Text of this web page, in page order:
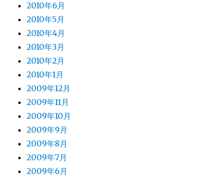
2010年6月
2010年5月
2010年4月
2010年3月
2010年2月
2010年1月
2009年12月
2009年11月
2009年10月
2009年9月
2009年8月
2009年7月
2009年6月